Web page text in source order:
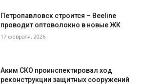
Петропавловск строится – Beeline
проводит оптоволокно в новые ЖК
17 февраля, 2026
Аким СКО проинспектировал ход
реконструкции защитных сооружений